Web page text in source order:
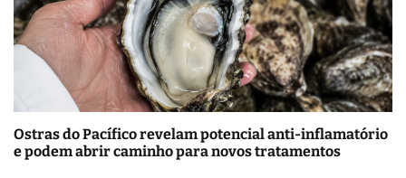
Ostras do Pacífico revelam potencial anti-inflamatório
e podem abrir caminho para novos tratamentos